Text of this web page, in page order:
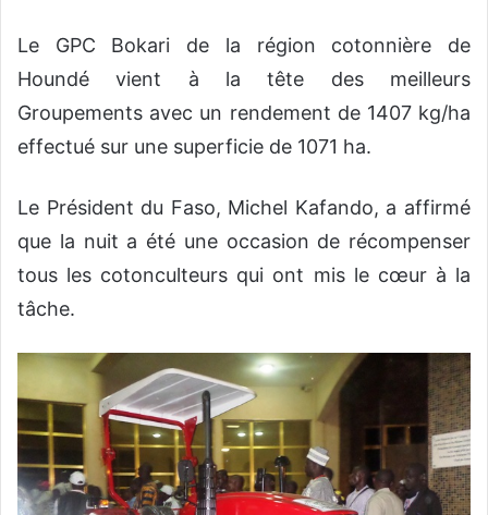
Le GPC Bokari de la région cotonnière de
Houndé vient à la tête des meilleurs
Groupements avec un rendement de 1407 kg/ha
effectué sur une superficie de 1071 ha.
Le Président du Faso, Michel Kafando, a affirmé
que la nuit a été une occasion de récompenser
tous les cotonculteurs qui ont mis le cœur à la
tâche.